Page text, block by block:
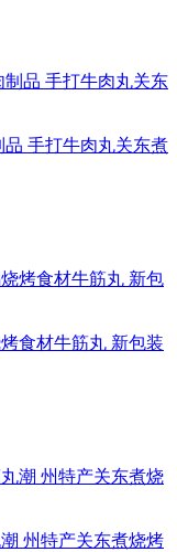
手打牛肉丸关东煮
食材牛筋丸 新包装
州特产关东煮烧烤